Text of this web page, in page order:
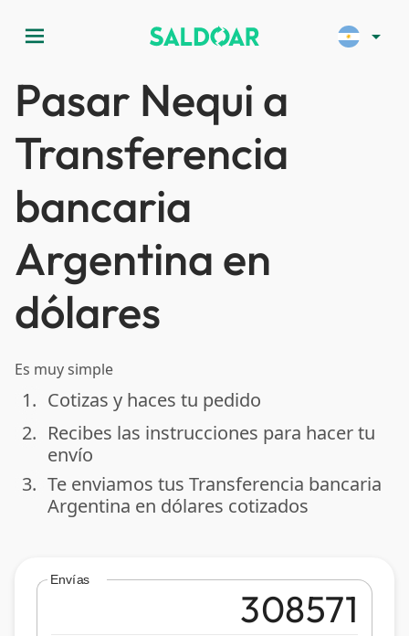
menu arrow_drop_down
Pasar Nequi a
Transferencia
bancaria
Argentina en
dólares
Es muy simple
done
1. Cotizas y haces tu pedido
done
2. Recibes las instrucciones para hacer tu
envío
done
3. Te enviamos tus Transferencia bancaria
Argentina en dólares cotizados
Envías